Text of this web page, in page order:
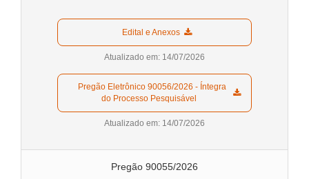
  Edital e Anexos
Atualizado em: 14/07/2026
do Processo Pesquisável
Atualizado em: 14/07/2026
Pregão 90055/2026